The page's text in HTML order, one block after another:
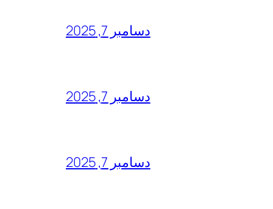
دسامبر 7, 2025
دسامبر 7, 2025
دسامبر 7, 2025